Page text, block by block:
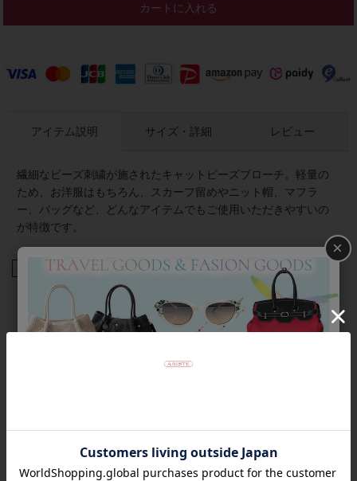
カートに入れる
アイテム説明
繊細なビーズ刺繍が施されたキャットビーズブローチ。軽量の
ため、お洋服はもちろん、スカーフ留めやニット帽、マフラ
ー、バッグなど、どんなアイテムでもご使用いただきやすいの
が特徴です。
サイズ・詳細 レビュー
商品番号 5241039
×